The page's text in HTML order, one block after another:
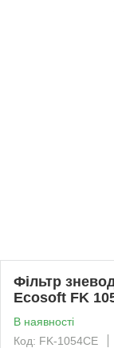
Фільтр
Ecosoft FK
В наявності
Код: FK-1054CE